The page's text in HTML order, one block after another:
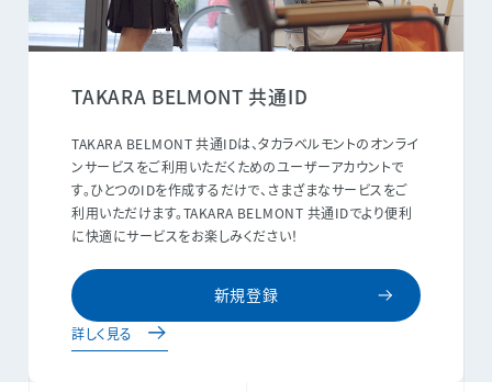
TAKARA BELMONT 共通ID
TAKARA BELMONT 共通IDは、タカラベルモントのオンライ
ンサービスをご利用いただくためのユーザーアカウントで
す。ひとつのIDを作成するだけで、さまざまなサービスをご
利用いただけます。TAKARA BELMONT 共通IDでより便利
に快適にサービスをお楽しみください！
新規登録
詳しく見る